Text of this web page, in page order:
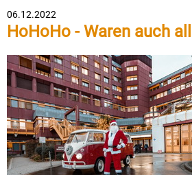
06.12.2022
HoHoHo - Waren auch